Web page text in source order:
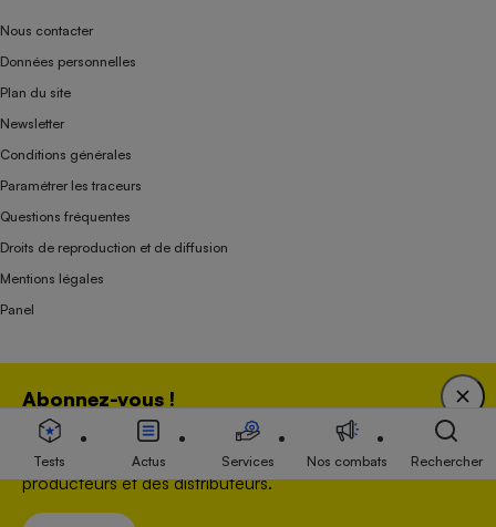
Abonnez-vous !
Bénéficiez d'une expertise unique tout en soutenant
une association 100 % indépendante de l'Etat, des
producteurs et des distributeurs.
Nous contacter
Données personnelles
Plan du site
Newsletter
Conditions générales
Paramétrer les traceurs
Questions fréquentes
Droits de reproduction et de diffusion
Mentions légales
Panel
Association indépendante de l’État, des syndicats, des producteurs et des
distributeurs depuis 1951.
Tests Actus Services Nos combats Rechercher